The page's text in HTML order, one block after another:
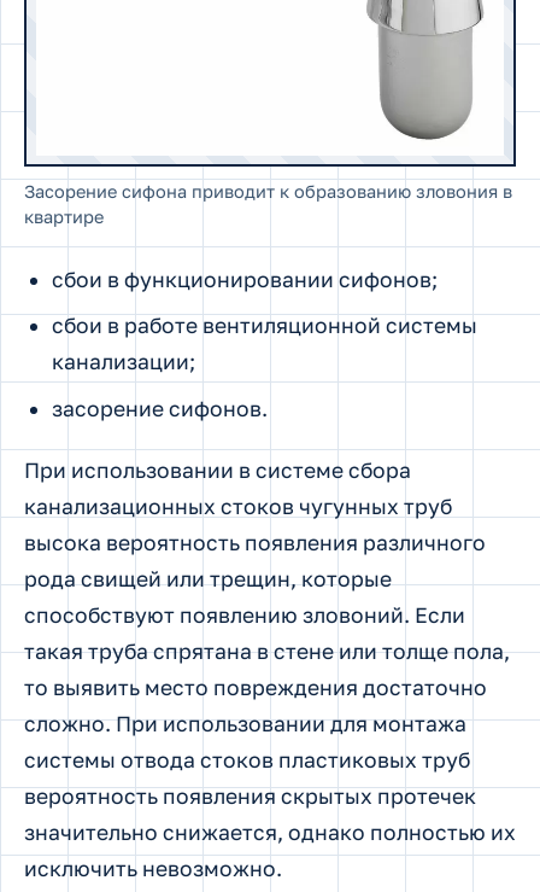
Засорение сифона приводит к образованию зловония в
квартире
сбои в функционировании сифонов;
сбои в работе вентиляционной системы
канализации;
засорение сифонов.
При использовании в системе сбора
канализационных стоков чугунных труб
высока вероятность появления различного
рода свищей или трещин, которые
способствуют появлению зловоний. Если
такая труба спрятана в стене или толще пола,
то выявить место повреждения достаточно
сложно. При использовании для монтажа
системы отвода стоков пластиковых труб
вероятность появления скрытых протечек
значительно снижается, однако полностью их
исключить невозможно.